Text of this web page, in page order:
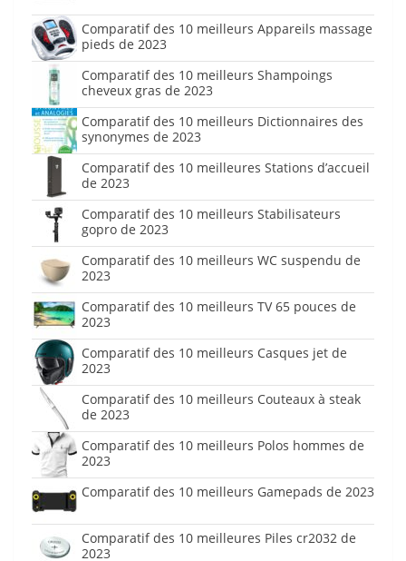
Comparatif des 10 meilleurs Appareils massage
pieds de 2023
Comparatif des 10 meilleurs Shampoings
cheveux gras de 2023
Comparatif des 10 meilleurs Dictionnaires des
synonymes de 2023
Comparatif des 10 meilleures Stations d’accueil
de 2023
Comparatif des 10 meilleurs Stabilisateurs
gopro de 2023
Comparatif des 10 meilleurs WC suspendu de
2023
Comparatif des 10 meilleurs TV 65 pouces de
2023
Comparatif des 10 meilleurs Casques jet de
2023
Comparatif des 10 meilleurs Couteaux à steak
de 2023
Comparatif des 10 meilleurs Polos hommes de
2023
Comparatif des 10 meilleurs Gamepads de 2023
Comparatif des 10 meilleures Piles cr2032 de
2023